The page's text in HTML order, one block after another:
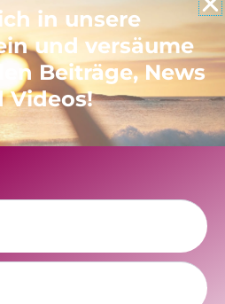
Marketing-Cookies zu
diesen Inhalt zu aktivieren
in unsere
und versäume
Beiträge, News
Videos!